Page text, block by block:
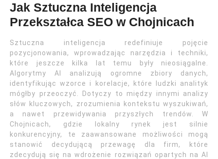
Jak Sztuczna Inteligencja
Przekształca SEO w Chojnicach
Sztuczna inteligencja redefiniuje pojęcie
pozycjonowania, wprowadzając narzędzia i techniki,
które jeszcze kilka lat temu były nieosiągalne.
Algorytmy AI analizują ogromne zbiory danych,
identyfikując wzorce i korelacje, które ludzki analityk
mógłby przeoczyć. Dotyczy to między innymi analizy
słów kluczowych, zrozumienia kontekstu wyszukiwań,
a nawet przewidywania przyszłych trendów. W
Chojnicach, gdzie lokalny rynek jest silnie
konkurencyjny, te zaawansowane możliwości mogą
stanowić decydującą przewagę dla firm, które
zdecydują się na wdrożenie rozwiązań opartych na AI